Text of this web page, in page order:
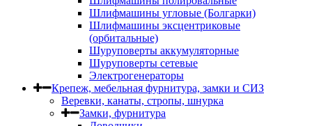
Шлифмашины угловые (Болгарки)
Шлифмашины эксцентриковые
(орбитальные)
Шуруповерты аккумуляторные
Шуруповерты сетевые
Электрогенераторы
Крепеж, мебельная фурнитура, замки и СИЗ
Веревки, канаты, стропы, шнурка
Замки, фурнитура